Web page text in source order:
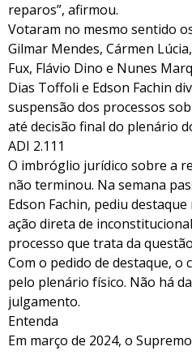
reparos”, afirmou.
Votaram no mesmo sentido
Gilmar Mendes, Cármen
Fux, Flávio Dino e Nunes
Dias Toffoli e Edson Fachin
suspensão dos processos
até decisão final do plenário
ADI 2.111
O imbróglio jurídico sobre a
não terminou. Na semana
Edson Fachin, pediu
ação direta de
processo que trata da
Com o pedido de destaque, o
pelo plenário físico. Não há
julgamento.
Entenda
Em março de 2024, o